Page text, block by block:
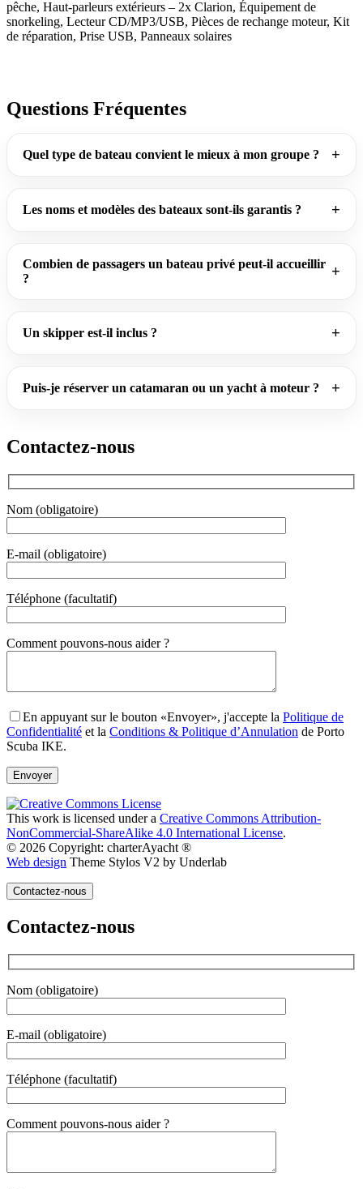
pêche, Haut-parleurs extérieurs – 2x Clarion, Équipement de
snorkeling, Lecteur CD/MP3/USB, Pièces de rechange moteur, Kit
de réparation, Prise USB, Panneaux solaires
Questions Fréquentes
Quel type de bateau convient le mieux à mon groupe ?
Les noms et modèles des bateaux sont-ils garantis ?
Combien de passagers un bateau privé peut-il accueillir
?
Un skipper est-il inclus ?
Puis-je réserver un catamaran ou un yacht à moteur ?
Contactez-nous
Nom (obligatoire)
E-mail (obligatoire)
Téléphone (facultatif)
Gender
Comment pouvons-nous aider ?
En appuyant sur le bouton «Envoyer», j'accepte la Politique de
Confidentialité et la Conditions & Politique d’Annulation de Porto
Scuba IKE.
This work is licensed under a Creative Commons Attribution-
NonCommercial-ShareAlike 4.0 International License.
© 2026 Copyright: charterAyacht ®
Web design Theme Stylos V2 by Underlab
Contactez-nous
Contactez-nous
Nom (obligatoire)
E-mail (obligatoire)
Téléphone (facultatif)
Gender
Comment pouvons-nous aider ?